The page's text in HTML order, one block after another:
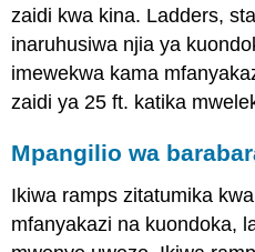
zaidi kwa kina. Ladders,
inaruhusiwa njia ya
imewekwa kama
zaidi ya 25 ft. katika
Mpangilio wa
Ikiwa ramps zitatumika
mfanyakazi na kuondoka,